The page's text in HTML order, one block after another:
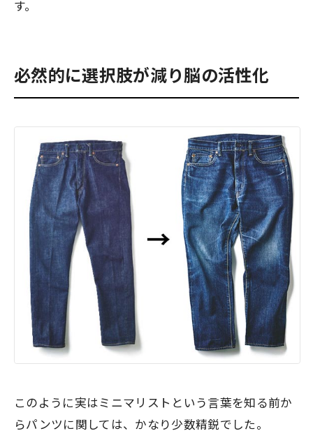
す。
必然的に選択肢が減り脳の活性化
このように実はミニマリストという言葉を知る前か
らパンツに関しては、かなり少数精鋭でした。